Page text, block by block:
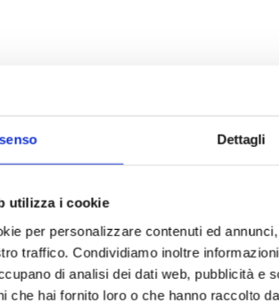
Dettagli
utilizza i cookie
per personalizzare contenuti ed
traffico. Condividiamo inoltre
di analisi dei dati web, pubblicità e
che hai fornito loro o che hanno raccolto